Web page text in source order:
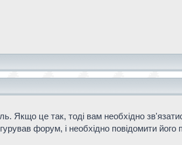
Якщо це так, тоді вам необхідно
форум, і необхідно повідомити його